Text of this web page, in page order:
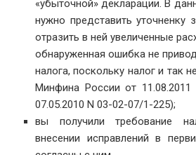
«убыточной» декларации. В
нужно представить
отразить в ней увеличенные
обнаруженная ошибка не
налога, поскольку налог и так
Минфина России от
07.05.2010 N 03-02-07/1-225);
вы получили требование
внесении исправлений в